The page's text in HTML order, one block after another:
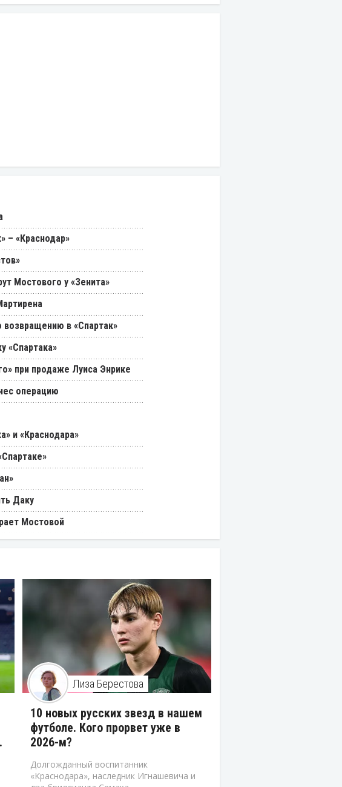
– «Краснодар»
Мостового у «Зенита»
в «Спартак»
«Спартака»
при продаже Луиса Энрике
операцию
и «Краснодара»
Даку
Мостовой
Лиза Берестова
10 новых русских звезд в нашем
футболе. Кого прорвет уже в
2026-м?
Долгожданный воспитанник
«Краснодара», наследник Игнашевича и